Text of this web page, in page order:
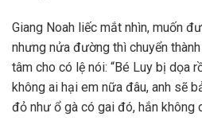
Giang Noah liếc mắt nhìn, muốn
nhưng nửa đường thì chuyển
tâm cho có lệ nói: “Bé Luy bị dọa
không ai hại em nữa đâu, anh sẽ
đỏ như ổ gà có gai đó, hắn không